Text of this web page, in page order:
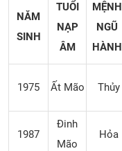
NĂM
SINH
TUỔI
NẠP
ÂM
MỆNH
NGŨ
HÀNH
1975 Ất Mão Thủy
1987
Đinh
Mão
Hỏa